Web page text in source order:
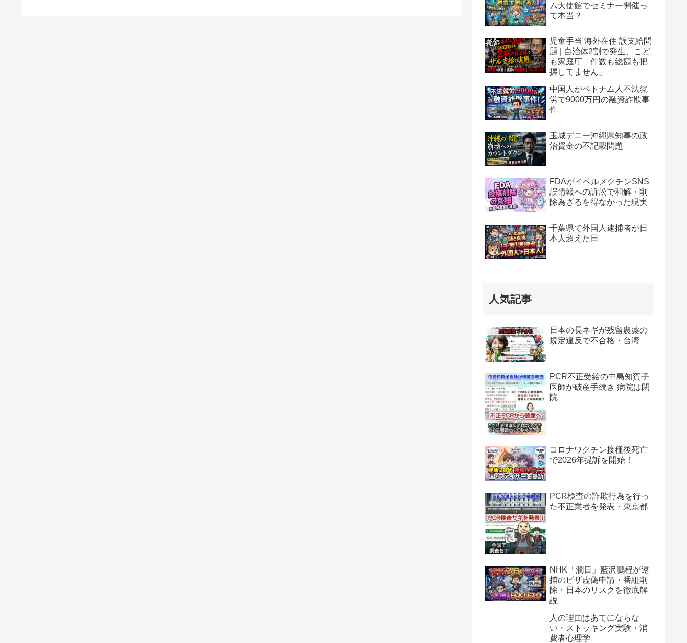
ム大使館でセミナー開催っ
て本当？
児童手当 海外在住 誤支給問
題 | 自治体2割で発生、こど
も家庭庁「件数も総額も把
握してません」
中国人がベトナム人不法就
労で9000万円の融資詐欺事
件
玉城デニー沖縄県知事の政
治資金の不記載問題
FDAがイベルメクチンSNS
誤情報への訴訟で和解・削
除為ざるを得なかった現実
千葉県で外国人逮捕者が日
本人超えた日
人気記事
日本の長ネギが残留農薬の
規定違反で不合格・台湾
PCR不正受給の中島知賀子
医師が破産手続き 病院は閉
院
コロナワクチン接種後死亡
で2026年提訴を開始！
PCR検査の詐欺行為を行っ
た不正業者を発表・東京都
NHK「潤日」藍沢鵬程が逮
捕のビザ虚偽申請・番組削
除・日本のリスクを徹底解
説
人の理由はあてにならな
い・ストッキング実験・消
費者心理学